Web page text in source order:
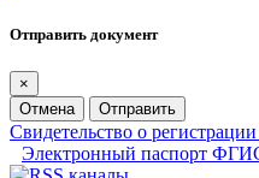
Отправить документ
×
Отмена
Отправить
Свидетельство о
Электронный паспорт